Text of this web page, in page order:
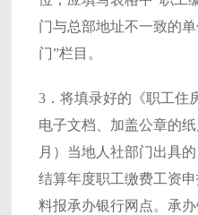
门与总部地址不一致的
门”栏目。
3．将填录好的《职工住
电子文档、加盖公章的
月）当地人社部门出具
结算年度职工缴费工资
料报承办银行网点。承